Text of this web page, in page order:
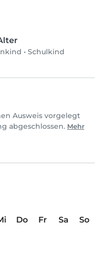
• Schulkind
Ausweis vorgelegt
abgeschlossen. Mehr
Do Fr Sa
So